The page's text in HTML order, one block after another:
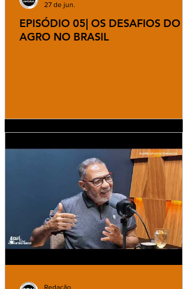
EPISÓDIO 05| OS DESAFIOS DO
AGRO NO BRASIL
27 de jun.
Redação